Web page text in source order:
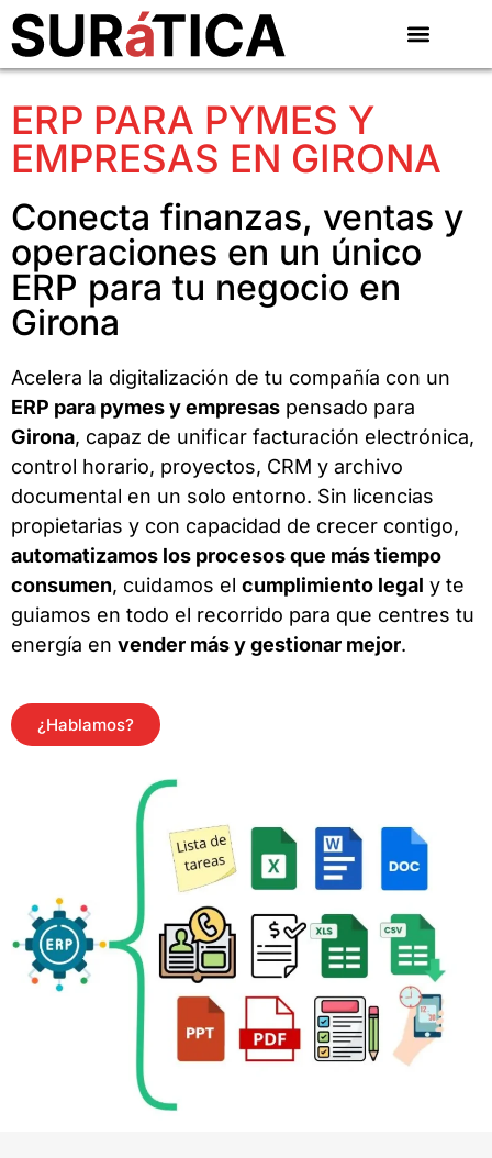
ERP PARA PYMES Y
EMPRESAS EN GIRONA
Conecta finanzas, ventas y
operaciones en un único
ERP para tu negocio en
Girona
Acelera la digitalización de tu compañía con un
ERP para pymes y empresas pensado para
Girona, capaz de unificar facturación electrónica,
control horario, proyectos, CRM y archivo
documental en un solo entorno. Sin licencias
propietarias y con capacidad de crecer contigo,
automatizamos los procesos que más tiempo
consumen, cuidamos el cumplimiento legal y te
guiamos en todo el recorrido para que centres tu
energía en vender más y gestionar mejor.
¿Hablamos?